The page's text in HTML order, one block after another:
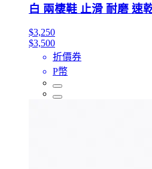
白 兩棲鞋 止滑 耐磨 速
$3,250
$3,500
折價券
P幣